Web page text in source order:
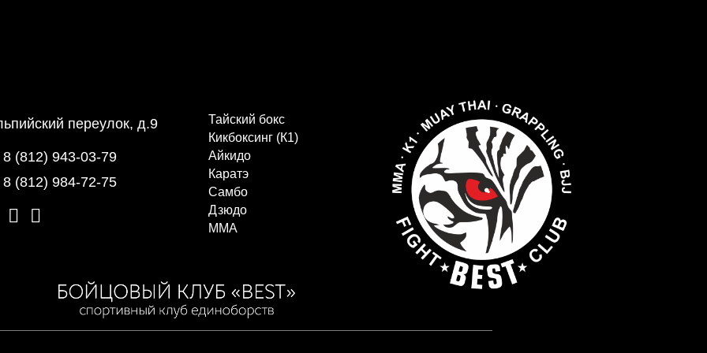
переулок, д.9
8 (812) 943-03-79
8 (812) 984-72-75
Тайский бокс
Кикбоксинг (К1)
Айкидо
Каратэ
Самбо
Дзюдо
ММА